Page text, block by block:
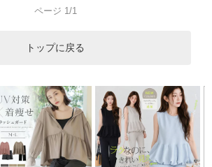
ページ 1/1
トップに戻る